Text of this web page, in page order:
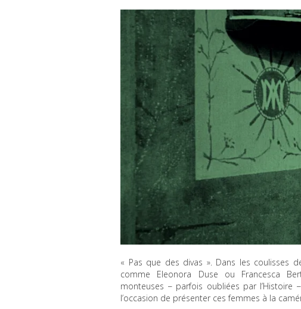
« Pas que des divas ». Dans les coulisses
comme Eleonora Duse ou Francesca
monteuses − parfois oubliées par
l’occasion de présenter ces femmes à la